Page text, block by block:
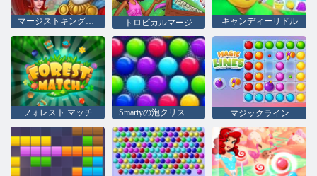
マージストキングダム トロピカルマージ キャンディーリドル
フォレスト マッチ Smartyの泡クリスマス版 マジックライン